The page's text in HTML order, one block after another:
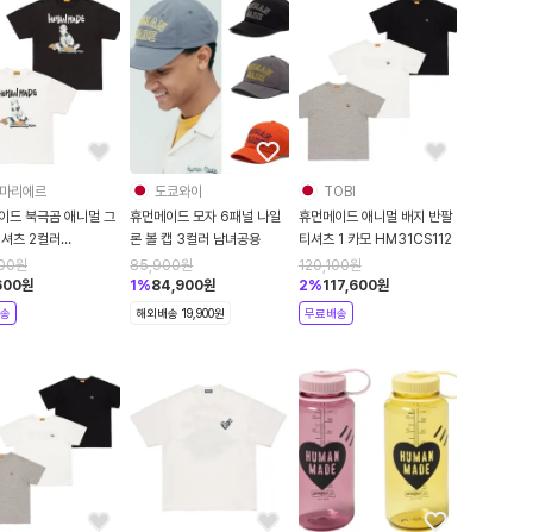
리에르
드 북극곰 애니멀 그
츠 2컬러
원
원
도쿄와이
휴먼메이드 모자 6패널 나일
론 볼 캡 3컬러 남녀공용
85,900원
1%84,900원
해외배송 19,900원
TOBI
휴먼메이드 애니멀 배지 반팔
티셔츠 1 카모 HM31CS112
120,100원
2%117,600원
무료배송